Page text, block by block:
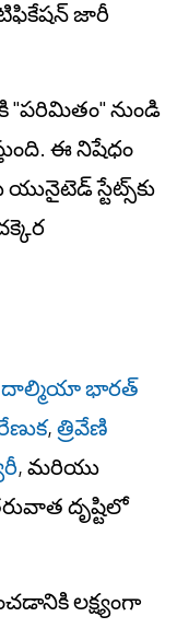
జారీ
"పరిమితం" నుండి
ఈ నిషేధం
స్టేట్స్‌కు
దాల్మియా భారత్
రేణుక, త్రివేణి
, మరియు
దృష్టిలో
లక్ష్యంగా